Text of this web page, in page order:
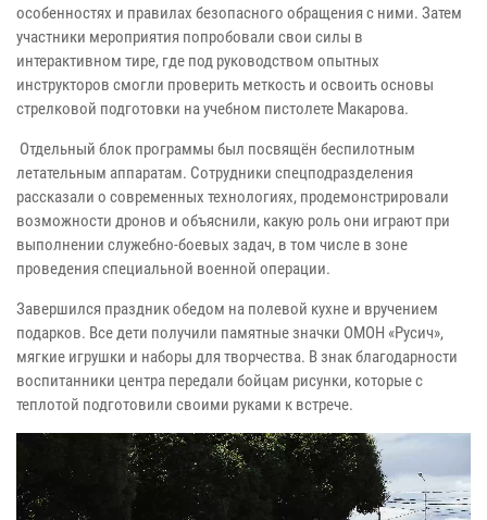
особенностях и правилах безопасного обращения с ними. Затем
участники мероприятия попробовали свои силы в
интерактивном тире, где под руководством опытных
инструкторов смогли проверить меткость и освоить основы
стрелковой подготовки на учебном пистолете Макарова.
Отдельный блок программы был посвящён беспилотным
летательным аппаратам. Сотрудники спецподразделения
рассказали о современных технологиях, продемонстрировали
возможности дронов и объяснили, какую роль они играют при
выполнении служебно-боевых задач, в том числе в зоне
проведения специальной военной операции.
Завершился праздник обедом на полевой кухне и вручением
подарков. Все дети получили памятные значки ОМОН «Русич»,
мягкие игрушки и наборы для творчества. В знак благодарности
воспитанники центра передали бойцам рисунки, которые с
теплотой подготовили своими руками к встрече.